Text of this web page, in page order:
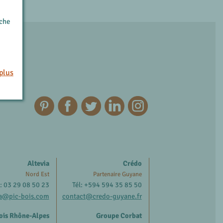
Altevia
Nord Est
03 29 08 50 23
bois.com
Rhône-Alpes
Crédo
Partenaire Guyane
Tél: +594 594 35 85 50
contact@credo-guyane.fr
Groupe Corbat